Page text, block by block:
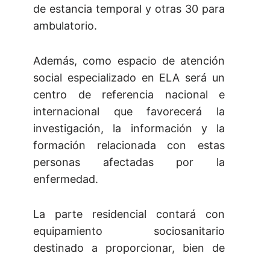
de estancia temporal y otras 30 para
ambulatorio.
Además, como espacio de atención
social especializado en ELA será un
centro de referencia nacional e
internacional que favorecerá la
investigación, la información y la
formación relacionada con estas
personas afectadas por la
enfermedad.
La parte residencial contará con
equipamiento sociosanitario
destinado a proporcionar, bien de